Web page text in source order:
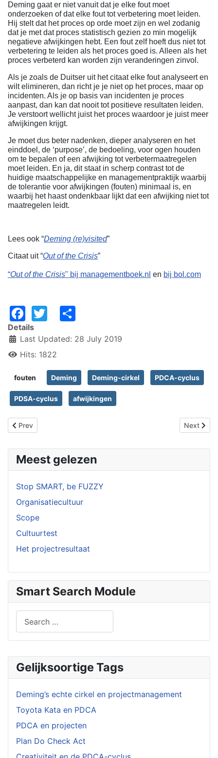
Gelijksoortige Tags
Deming’s echte cirkel en projectmanagement
Toyota Kata en PDCA
PDCA en projecten
Plan Do Check Act
Deming gaat er niet vanuit dat je elke fout moet
onderzoeken of dat elke fout tot verbetering moet leiden.
Hij stelt dat het proces op orde moet zijn en wel zodanig
dat je met dat proces statistisch gezien zo min mogelijk
negatieve afwijkingen hebt. Een fout zelf hoeft dus niet tot
verbetering te leiden als het proces goed is. Alleen als het
proces verbeterd kan worden zijn veranderingen zinvol.
Als je zoals de Duitser uit het citaat elke fout analyseert en
wilt elimineren, dan richt je je niet op het proces, maar op
incidenten. Als je op basis van incidenten je proces
aanpast, dan kan dat nooit tot positieve resultaten leiden.
Je verstoort wellicht juist het proces waardoor je juist meer
afwijkingen krijgt.
Je moet dus beter nadenken, dieper analyseren en het
einddoel, de ‘purpose’, de bedoeling, voor ogen houden
om te bepalen of een afwijking tot verbetermaatregelen
moet leiden. En ja, dit staat in scherp contrast tot de
huidige maatschappelijke en managementpraktijk waarbij
de tolerantie voor afwijkingen (fouten) minimaal is, en
waarbij het haast ondenkbaar lijkt dat een afwijking niet tot
maatregelen leidt.
Lees ook “Deming (re)visited”
Citaat uit “Out of the Crisis”
“Out of the Crisis" bij managementboek.nl en bij bol.com
Facebook
Twitter
Details
Last Updated: 28 July 2019
Hits: 1822
fouten Deming Deming-cirkel PDCA-cyclus
PDSA-cyclus afwijkingen
Previous article: Detail
Prev Next
Next
Meest gelezen
Stop SMART, be FUZZY
Organisatiecultuur
Scope
Cultuurtest
Het projectresultaat
Smart Search Module
Type 2 or more characters for results.